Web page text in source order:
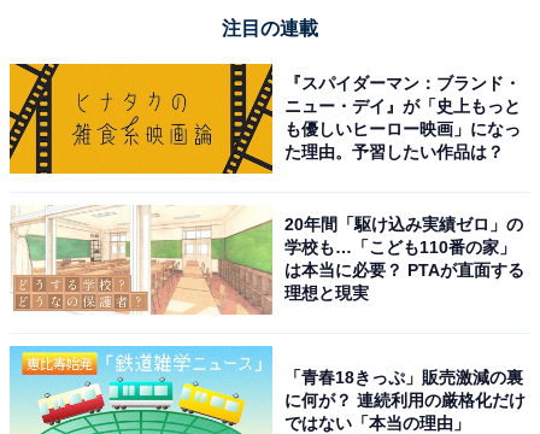
注目の連載
『スパイダーマン：ブランド・
ニュー・デイ』が「史上もっと
も優しいヒーロー映画」になっ
た理由。予習したい作品は？
20年間「駆け込み実績ゼロ」の
学校も…「こども110番の家」
は本当に必要？ PTAが直面する
理想と現実
「青春18きっぷ」販売激減の裏
に何が？ 連続利用の厳格化だけ
ではない「本当の理由」